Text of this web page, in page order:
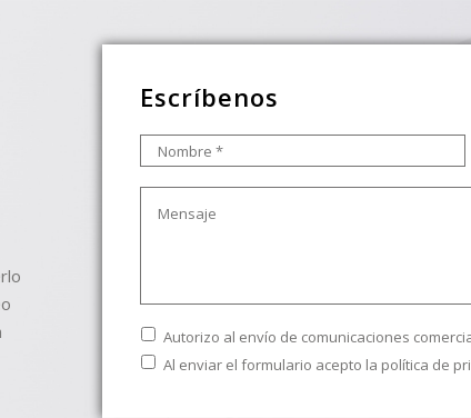
Escríbenos
Nombre *
Mensaje
Envío
comerciales
Autorizo al envío de comunicaciones
TextoAl enviar el formulario acepto la política de